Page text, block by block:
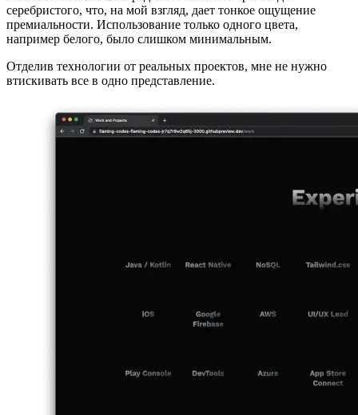
На следующем снимке экрана показано, как выглядит сетка
технологий. Он очень минималистичный, с большим
количеством отрицательного пространства между элементами
сетки. Я использовал градиент от почти черного до
серебристого, что, на мой взгляд, дает тонкое ощущение
премиальности. Использование только одного цвета,
Отделив технологии от реальных проектов, мне не нужно